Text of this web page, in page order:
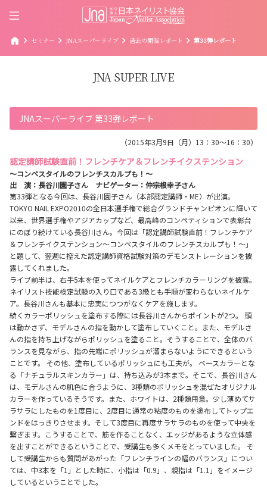
home chevron_right セミナー chevron_right JNAスーパーライブ chevron_right 過去の開催レポート chevron_right 第33弾レポート
JNA SUPER LIVE
JNAスーパーライブ 第33弾レポート
（2015年3月9日（月）13：30〜16：30）
認定講師試験直前！フレンチケア＆フレンチイクステンション
～コンペスタイルのフレンチスカルプも！～
出 演：長谷川園子さん ナビゲーター：仲宗根幸子さん
第33弾となる今回は、長谷川園子さん（本部認定講師・ME）が出演。
TOKYO NAIL EXPO2010の全日本選手権で総合グランドチャンピオンに輝いて
以来、世界選手権やアジアカップなど、最高峰のコンペティションで表彰台
にのぼり続けている長谷川さん。今回は「認定講師試験直前！フレンチケア
＆フレンチイクステンション～コンペスタイルのフレンチスカルプも！～」
と題して、翌週に控えた認定講師資格試験対策のデモンストレーションを披
露してくれました。
ライブ前半は、右手5本を使ってネイルケアとフレンチカラーリングを披露。
ネイリスト技能検定試験の入り口である3級とも手順が変わらないネイルケ
ア。長谷川さんも基本に忠実につつがなくケアを施します。
続くカラーポリッシュを塗布する際には長谷川さんからポイントが2つ。 頭
は動かさず、モデルさんの指を動かして塗布していくこと。また、モデルさ
んの指を持ち上げながらポリッシュを塗ること。そうすることで、全体のバ
ランスを見ながら、指の先端にポリッシュが溜まらないようにできるという
ことです。 その他、塗布しているポリッシュにも工夫が。 ベースカラ―とな
る「ナチュラルスキンカラー」は、持ち込みが3本まで。そこで、長谷川さん
は、モデルさんの肌色に合うように、3種類のポリッシュを混ぜたオリジナル
カラーを作っているそうです。また、ホワイトは、2種類用意。少し薄めてサ
ラサラにしたものを1度目に、2度目に通常の粘度のものを塗布してトップエ
ンドをはっきりさせます。そして3度目に再度サラサラのものを使って中央を
繋ぎます。こうすることで、筋を作ることなく、エッジがあるような立体感
を出すことができるということで、受講生も多くメモをとっていました。 そ
して受講生からも質問があがった「フレンチラインの幅のバランス」につい
ては、中3本を「1」とした時に、小指は「0.9」、親指は「1.1」をイメージ
しているということでした。